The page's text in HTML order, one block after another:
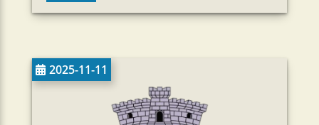
2025-11-11